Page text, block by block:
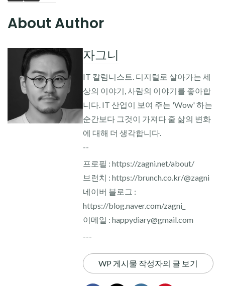
About Author
자그니
IT 칼럼니스트. 디지털로 살아가는 세
상의 이야기, 사람의 이야기를 좋아합
니다. IT 산업이 보여 주는 'Wow' 하는
순간보다 그것이 가져다 줄 삶의 변화
에 대해 더 생각합니다.
--
프로필 : https://zagni.net/about/
브런치 : https://brunch.co.kr/@zagni
네이버 블로그 :
https://blog.naver.com/zagni_
이메일 : happydiary@gmail.com
---
WP 게시물 작성자의 글 보기